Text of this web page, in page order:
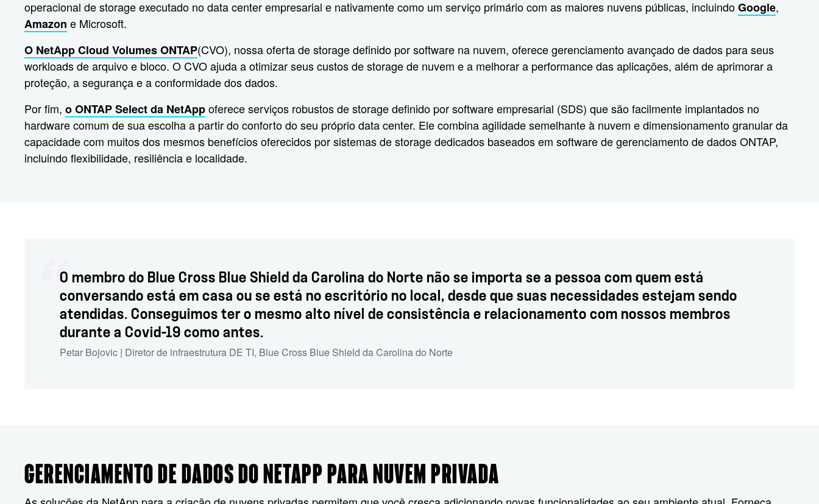
operacional de storage executado no data center empresarial e nativamente como um serviço primário com as maiores nuvens públicas, incluindoGoogle,
Amazon e Microsoft.
O NetApp Cloud Volumes ONTAP(CVO), nossa oferta de storage definido por software na nuvem, oferece gerenciamento avançado de dados para seus
workloads de arquivo e bloco. O CVO ajuda a otimizar seus custos de storage de nuvem e a melhorar a performance das aplicações, além de aprimorar a
proteção, a segurança e a conformidade dos dados.
Por fim, o ONTAP Select da NetAppoferece serviços robustos de storage definido por software empresarial (SDS) que são facilmente implantados no
hardware comum de sua escolha a partir do conforto do seu próprio data center. Ele combina agilidade semelhante à nuvem e dimensionamento granular da
capacidade com muitos dos mesmos benefícios oferecidos por sistemas de storage dedicados baseados em software de gerenciamento de dados ONTAP,
incluindo flexibilidade, resiliência e localidade.
O membro do Blue Cross Blue Shield da Carolina do Norte não se importa se a pessoa com quem está
conversando está em casa ou se está no escritório no local, desde que suas necessidades estejam sendo
atendidas. Conseguimos ter o mesmo alto nível de consistência e relacionamento com nossos membros
durante a Covid-19 como antes.
Petar Bojovic | Diretor de infraestrutura DE TI, Blue Cross Blue Shield da Carolina do Norte
GERENCIAMENTO DE DADOS DO NETAPP PARA NUVEM PRIVADA